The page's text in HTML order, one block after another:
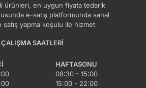
ürünleri, en uygun fiyata tedarik
e-satış platformunda sanal
satış yapma koşulu ile hizmet
ÇALIŞMA SAATLERI
HAFTASONU
08:30 - 15:00
15:00 - 22:00